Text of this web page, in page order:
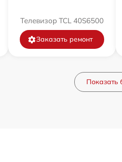
Телевизор TCL 40S6500
Заказать ремонт
Показать